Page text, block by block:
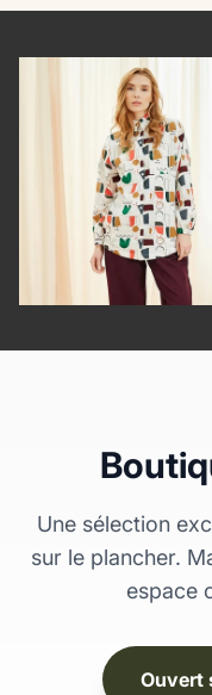
Une sélection
sur le plancher.
espace
Ouvert